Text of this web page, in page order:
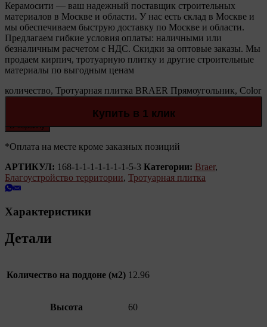
Керамосити — ваш надежный поставщик строительных
материалов в Москве и области. У нас есть склад в Москве и
мы обеспечиваем быструю доставку по Москве и области.
Предлагаем гибкие условия оплаты: наличными или
безналичным расчетом с НДС. Скидки за оптовые заказы. Мы
продаем кирпич, тротуарную плитку и другие строительные
материалы по выгодным ценам
количество, Тротуарная плитка BRAER Прямоугольник, Color
В корзину
Купить в 1 клик
*Оплата на месте кроме заказных позиций
АРТИКУЛ: 168-1-1-1-1-1-1-1-5-3 Категории: Braer,
Благоустройство территории, Тротуарная плитка
Характеристики
Детали
Количество на поддоне (м2) 12.96
Высота 60